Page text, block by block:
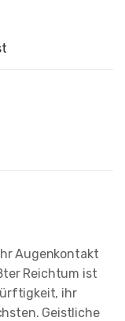
Augenkontakt
Reichtum ist
ihr
Geistliche